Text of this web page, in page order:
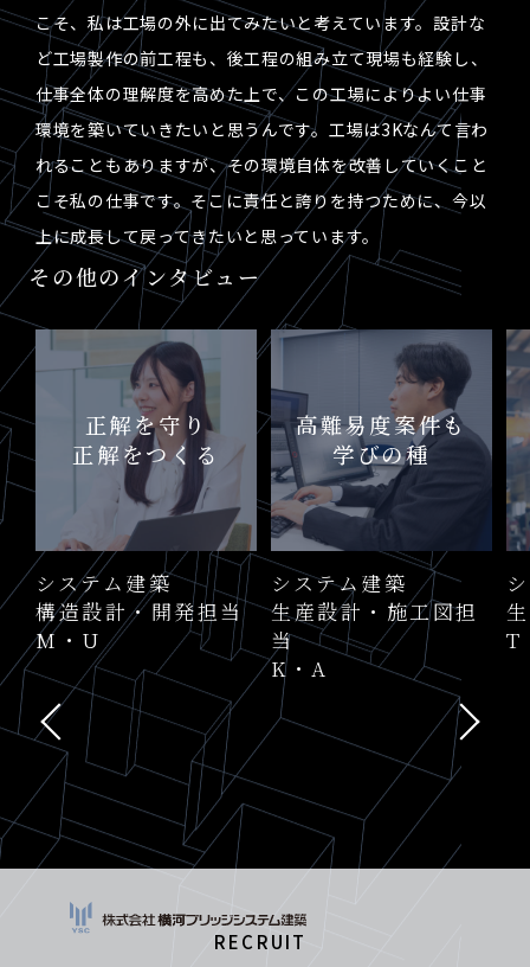
こそ、私は工場の外に出てみたいと考えています。設計な
ど工場製作の前工程も、後工程の組み立て現場も経験し、
仕事全体の理解度を高めた上で、この工場によりよい仕事
環境を築いていきたいと思うんです。工場は3Kなんて言わ
れることもありますが、その環境自体を改善していくこと
こそ私の仕事です。そこに責任と誇りを持つために、今以
上に成長して戻ってきたいと思っています。
その他のインタビュー
正解を守り
正解をつくる
システム建築
構造設計・開発担当
M・U
高難易度案件も
学びの種
システム建築
生産設計・施工図担
当
K・A
T
RECRUIT